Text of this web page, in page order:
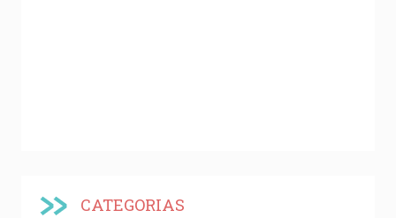
CATEGORIAS